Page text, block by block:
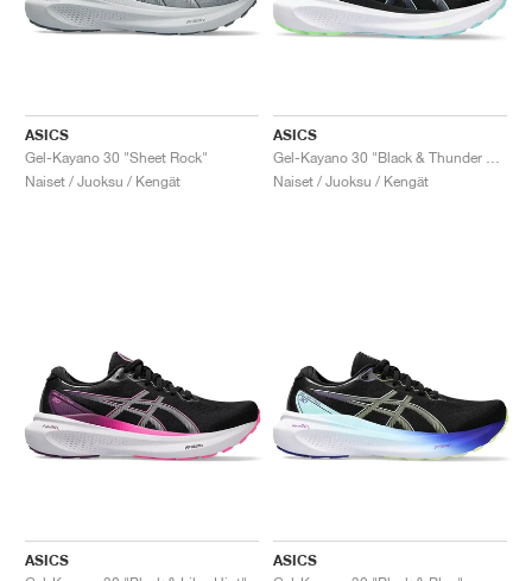
ASICS
Gel-Kayano 30 "Sheet Rock"
Naiset / Juoksu / Kengät
ASICS
Naiset / Juoksu / Kengät
ASICS
ASICS